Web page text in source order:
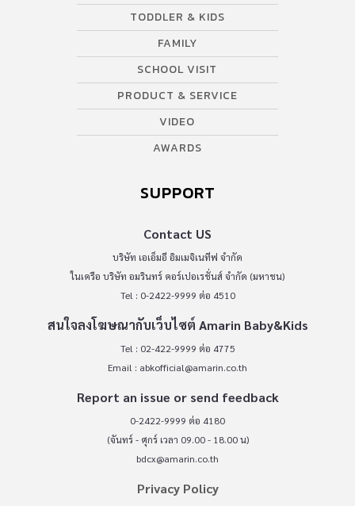
TODDLER & KIDS
FAMILY
SCHOOL VISIT
PRODUCT & SERVICE
VIDEO
AWARDS
SUPPORT
Contact US
บริษัท เอเอ็มอี อิมเมจิเนทีฟ จำกัด
ในเครือ บริษัท อมรินทร์ คอร์เปอเรชั่นส์ จำกัด (มหาชน)
Tel : 0-2422-9999 ต่อ 4510
สนใจลงโฆษณากับเว็บไซต์ Amarin Baby&Kids
Tel : 02-422-9999 ต่อ 4775
Email : abkofficial@amarin.co.th
Report an issue or send feedback
0-2422-9999 ต่อ 4180
(จันทร์ - ศุกร์ เวลา 09.00 - 18.00 น)
bdcx@amarin.co.th
Privacy Policy